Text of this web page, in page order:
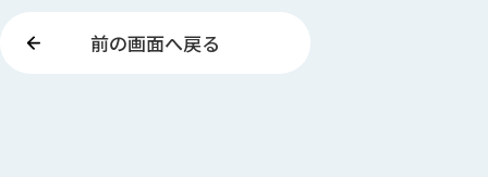
前の画面へ戻る